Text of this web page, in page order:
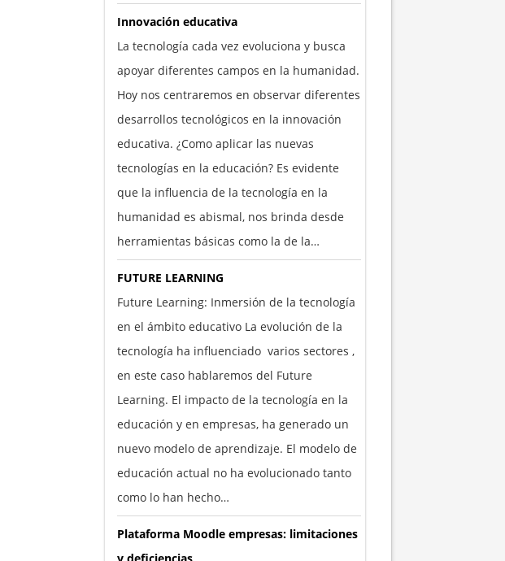
Innovación educativa
La tecnología cada vez evoluciona y busca
apoyar diferentes campos en la humanidad.
Hoy nos centraremos en observar diferentes
desarrollos tecnológicos en la innovación
educativa. ¿Como aplicar las nuevas
tecnologías en la educación? Es evidente
que la influencia de la tecnología en la
humanidad es abismal, nos brinda desde
herramientas básicas como la de la…
FUTURE LEARNING
Future Learning: Inmersión de la tecnología
en el ámbito educativo La evolución de la
tecnología ha influenciado varios sectores ,
en este caso hablaremos del Future
Learning. El impacto de la tecnología en la
educación y en empresas, ha generado un
nuevo modelo de aprendizaje. El modelo de
educación actual no ha evolucionado tanto
como lo han hecho…
Plataforma Moodle empresas: limitaciones